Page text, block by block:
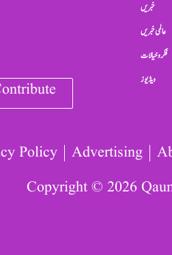
خبریں
عالمی خبریں
فکر و خیالات
ویڈیوز
Policy Advertising
Copyright © 2026